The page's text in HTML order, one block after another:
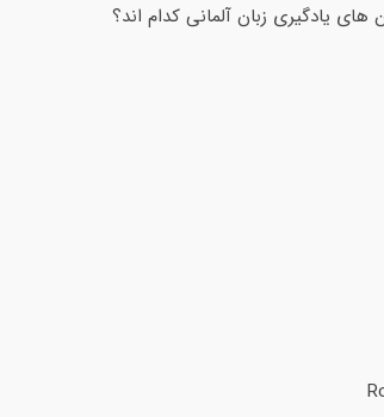
های یادگیری زبان آلمانی کدام اند؟